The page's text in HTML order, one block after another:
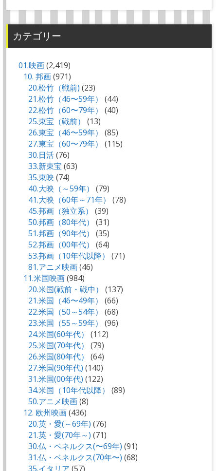
カテゴリー
01.映画(2,419)
10. 邦画(971)
20.松竹（戦前) (23)
21.松竹（46〜59年）
(44)
22.松竹（60〜79年）
(40)
25.東宝（戦前）
(13)
26.東宝（46〜59年）
(85)
27.東宝（60〜79年）
(115)
30.日活(76)
33.新東宝 (63)
35.東映 (74)
40.大映（～59年）
(79)
41.大映（60年～71年）
(78)
45.邦画（独立系）
(39)
50.邦画（80年代）
(31)
51.邦画（90年代）
(35)
52.邦画（00年代）
(64)
53.邦画（10年代以降）
(71)
81.アニメ映画(46)
11.米国映画(984)
20.米国(戦前・戦中）
(137)
21.米国（46〜49年）
(66)
22.米国（50～54年）
(68)
23.米国（55～59年）
(96)
24.米国(60年代）
(112)
25.米国(70年代）
(79)
26.米国(80年代）
(64)
27.米国(90年代) (140)
31.米国(00年代) (122)
34.米国（10年代以降）
(89)
50.アニメ映画(8)
12. 欧州映画(436)
20.英・愛(～69年) (76)
21.英・愛(70年～) (71)
30.仏・ベネルクス(〜69年) (91)
31.仏・ベネルクス(70年〜) (68)
35.イタリア (57)